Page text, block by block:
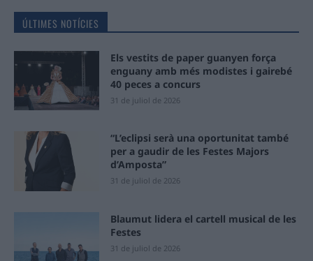
ÚLTIMES NOTÍCIES
Els vestits de paper guanyen força
enguany amb més modistes i gairebé
40 peces a concurs
31 de juliol de 2026
“L’eclipsi serà una oportunitat també
per a gaudir de les Festes Majors
d’Amposta”
31 de juliol de 2026
Blaumut lidera el cartell musical de les
Festes
31 de juliol de 2026